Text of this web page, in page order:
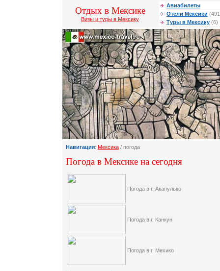
Отдых в Мексике
Визы и туры в Мексику
Авиабилеты
Отели Мексики
Туры в Мексику (6)
Навигация: Мексика / погода
Погода в Мексике на сегодня
Погода в г. Акапулько
Погода в г. Канкун
Погода в г. Мехико